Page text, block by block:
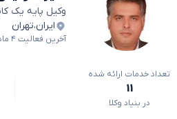
وکیل پایه یک
ایران،تهران
آخرین فعالیت ۴ ماه پیش
تعداد خدمات ارائه شده
۱۱
در بنیاد وکلا